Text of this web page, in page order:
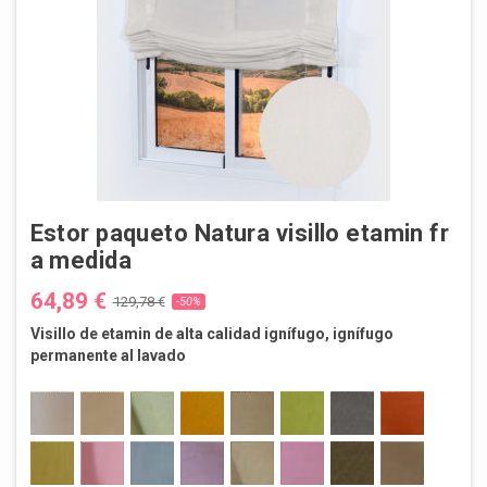
Estor paqueto Natura visillo etamin fr
a medida
64,89 € 129,78 € -50%
Visillo de etamin de alta calidad ignífugo, ignífugo
permanente al lavado
3 Verde pálido